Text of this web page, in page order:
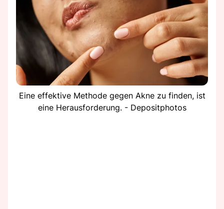
Eine effektive Methode gegen Akne zu finden, ist
eine Herausforderung. - Depositphotos